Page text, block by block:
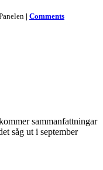
| Comments
sammanfattningar
såg ut i september